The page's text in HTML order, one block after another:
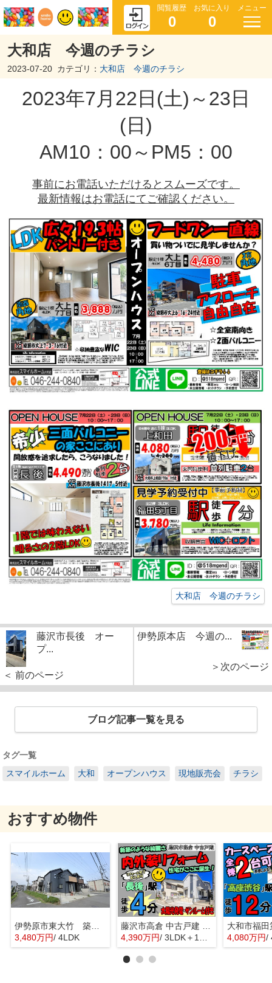
閲覧履歴
0
お気に入り
0
メニュー
大和店 今週のチラシ
2023-07-20 カテゴリ： 大和店 今週のチラシ
2023年7月22日(土)～23日
(日)
AM10：00～PM5：00
事前にお電話いただけるとスムーズです。
最新情報はお電話にてご確認ください。
大和店 今週のチラシ
藤沢市長後 オー
プ...
＜ 前のページ
伊勢原本店 今週の...
＞次のページ
ブログ記事一覧を見る
タグ一覧
スマイルホーム
大和 オープンハウス 現地販売会 チラシ
おすすめ物件
伊勢原市東大竹 築浅中古住宅
3,480万円/ 4LDK
4,390万円/ 3LDK＋1S(納戸) 4,080万円/